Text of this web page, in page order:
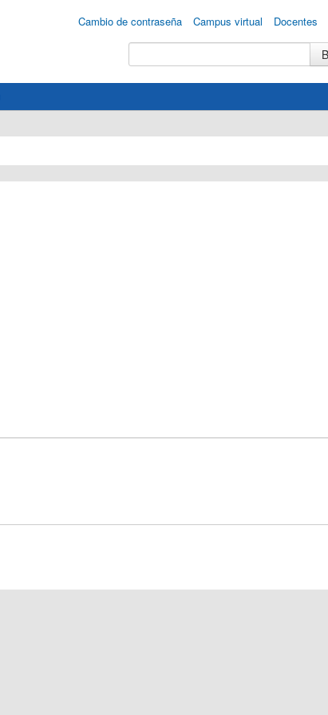
Cambio de contraseña Campus virtual Docentes